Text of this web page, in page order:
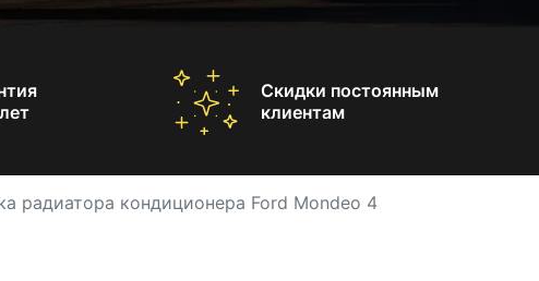
Скидки постоянным
клиентам
радиатора кондиционера Ford Mondeo 4